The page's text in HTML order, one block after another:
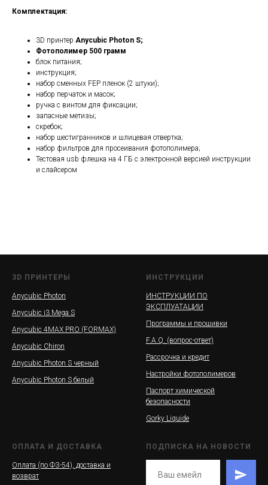
Комплектация:
3D принтер Anycubic Photon S;
Фотополимер 500 грамм
блок питания;
инструкция;
набор сменных FEP пленок (2 штуки);
набор перчаток и масок;
ручка с винтом для фиксации;
запасные метизы;
скребок;
набор шестигранников и шлицевая отвертка;
набор фильтров для просеивания фотополимера;
Тестовая usb флешка на 4 ГБ с электронной версией инструкции
и слайсером
3D ПРИНТЕРЫ
Anycubic Photon
Anycubic i3 Mega S
Anycubic 4MAX PRO (FORMAX)
Anycubic Chiron
Anycubic Photon S черный
Anycubic Photon S белый
ИНСТРУКЦИИ
ИНСТРУКЦИИ ПО
ЭКСПЛУАТАЦИИ
Программы и прошивки
F.A.Q. (вопрос-ответ)
Рассрочка и кредит
Настройки фотополимеров
Паспорт химической
безопасности
Gorky Liquide
ОПЛАТА И ДОСТАВКА
Оплата (по ФЗ-54), доставка и
возврат
ПОДПИСКА НА НОВОСТИ